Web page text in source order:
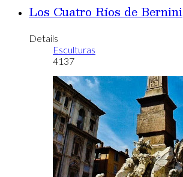
Los Cuatro Ríos de Bernini
Details
Esculturas
4137